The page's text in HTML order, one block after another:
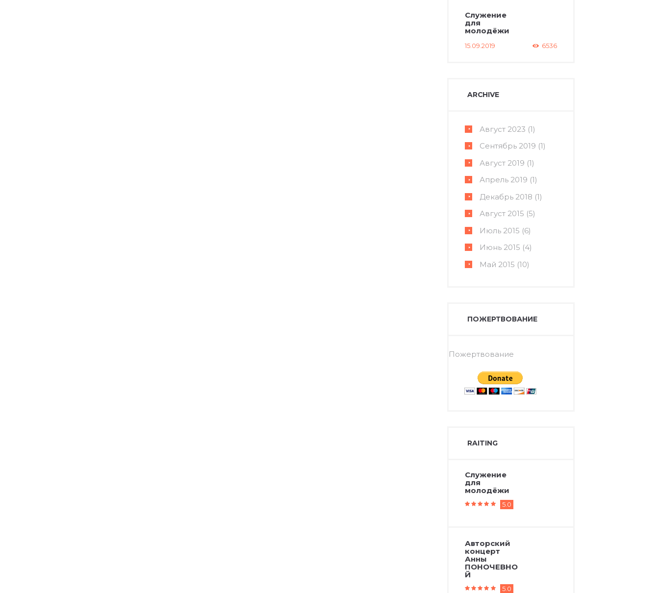
Служение
для
молодёжи
15.09.2019 6536
ARCHIVE
Август 2023 (1)
Сентябрь 2019 (1)
Август 2019 (1)
Апрель 2019 (1)
Декабрь 2018 (1)
Август 2015 (5)
Июль 2015 (6)
Июнь 2015 (4)
Май 2015 (10)
ПОЖЕРТВОВАНИЕ
Пожертвование
RAITING
Служение
для
молодёжи
5.0
Авторский
концерт
Анны
ПОНОЧЕВНО
Й
5.0